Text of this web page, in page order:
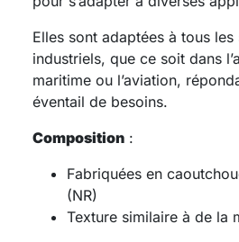
Elles sont adaptées à tous les
industriels, que ce soit dans
maritime ou l’aviation,
éventail de besoins.
Composition :
Fabriquées en
(NR)
Texture similaire à de la